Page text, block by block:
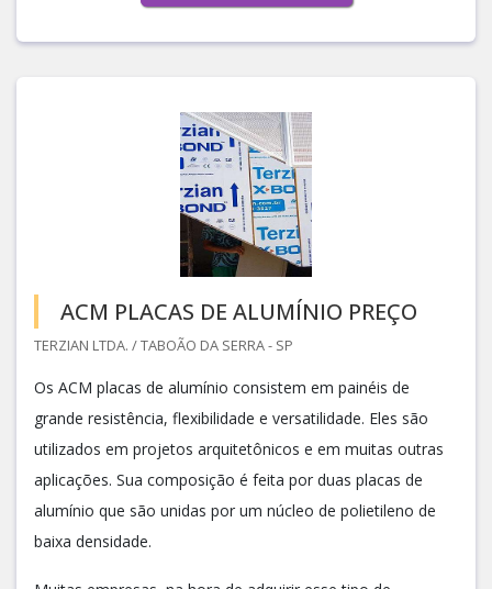
ACM PLACAS DE ALUMÍNIO PREÇO
TERZIAN LTDA. / TABOÃO DA SERRA - SP
Os ACM placas de alumínio consistem em painéis de
grande resistência, flexibilidade e versatilidade. Eles são
utilizados em projetos arquitetônicos e em muitas outras
aplicações. Sua composição é feita por duas placas de
alumínio que são unidas por um núcleo de polietileno de
baixa densidade.